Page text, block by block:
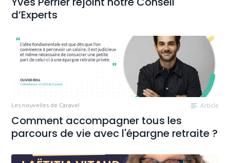
d’Experts
Les nouvelles de Caravel Article
Comment accompagner tous les
parcours de vie avec l'épargne retraite ?